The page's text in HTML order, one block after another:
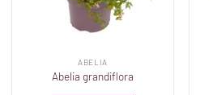
ABELIA
Abelia grandiflora